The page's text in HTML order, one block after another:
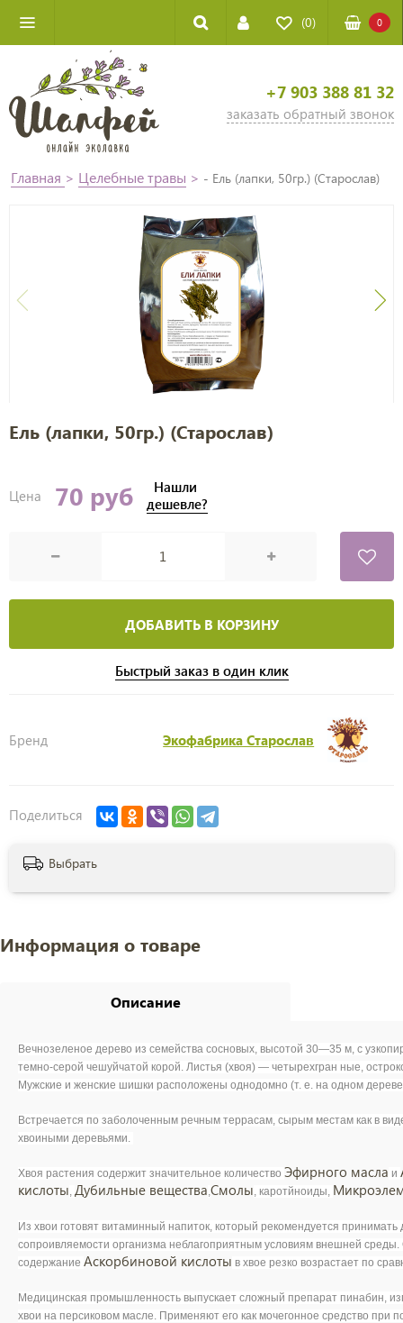
(0) 0
+7 903 388 81 32
заказать обратный звонок
Главная > Целебные травы > - Ель (лапки, 50гр.) (Старослав)
Ель (лапки, 50гр.) (Старослав)
Цена 70 руб
Нашли
дешевле?
ДОБАВИТЬ В КОРЗИНУ
Быстрый заказ в один клик
Бренд Экофабрика Старослав
Поделиться
Выбрать
Информация о товаре
Описание
Вечнозеленое дерево из семейства сосновых, высотой 30—35 м, с
темно-серой чешуйчатой корой. Листья (хвоя) — четырехгран ные,
Мужские и женские шишки расположены однодомно (т. е. на одном
Встречается по заболоченным речным террасам, сырым местам как в
хвоиными деревьями.
Хвоя растения содержит значительное количество Эфирного масла и
кислоты Дубильные вещества Смолы , каротйноиды,
Из хвои готовят витаминный напиток, который рекомендуется
сопроивляемости организма неблагоприятным условиям внешней
содержание Аскорбиновой кислоты в хвое резко возрастает по
Медицинская промышленность выпускает сложный препарат пинабин,
хвои на персиковом масле. Применяют его как мочегонное средство при